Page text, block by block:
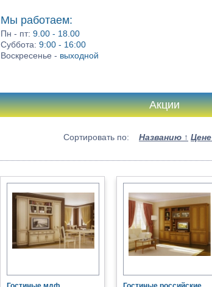
Мы работаем:
Пн - пт:9.00 - 18.00
Суббота:9:00 - 16:00
Воскресенье - выходной
Акции
Сортировать по: Названию ↑ Цене